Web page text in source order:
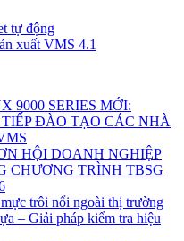
tự động
xuất VMS 4.1
9000 SERIES MỚI:
ĐÀO TẠO CÁC NHÀ
HỘI DOANH NGHIỆP
CHƯƠNG TRÌNH TBSG
trôi nổi ngoài thị trường
– Giải pháp kiểm tra hiệu